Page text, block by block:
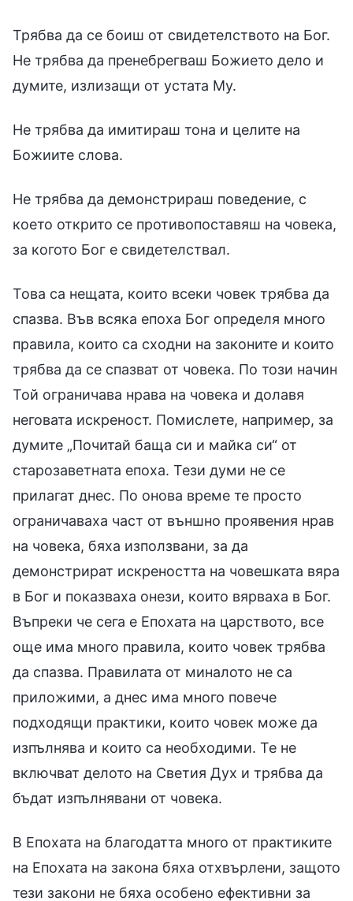
Трябва да се боиш от свидетелството на Бог.
Не трябва да пренебрегваш Божието дело и
думите, излизащи от устата Му.
Не трябва да имитираш тона и целите на
Божиите слова.
Не трябва да демонстрираш поведение, с
което открито се противопоставяш на човека,
за когото Бог е свидетелствал.
Това са нещата, които всеки човек трябва да
спазва. Във всяка епоха Бог определя много
правила, които са сходни на законите и които
трябва да се спазват от човека. По този начин
Той ограничава нрава на човека и долавя
неговата искреност. Помислете, например, за
думите „Почитай баща си и майка си“ от
старозаветната епоха. Тези думи не се
прилагат днес. По онова време те просто
ограничаваха част от външно проявения нрав
на човека, бяха използвани, за да
демонстрират искреността на човешката вяра
в Бог и показваха онези, които вярваха в Бог.
Въпреки че сега е Епохата на царството, все
още има много правила, които човек трябва
да спазва. Правилата от миналото не са
приложими, а днес има много повече
подходящи практики, които човек може да
изпълнява и които са необходими. Те не
включват делото на Светия Дух и трябва да
бъдат изпълнявани от човека.
В Епохата на благодатта много от практиките
на Епохата на закона бяха отхвърлени, защото
тези закони не бяха особено ефективни за